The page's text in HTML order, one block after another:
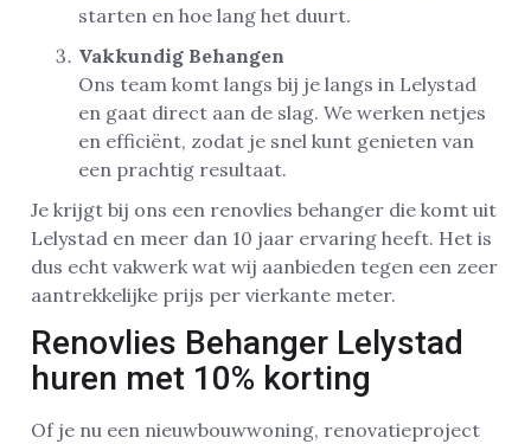
starten en hoe lang het duurt.
Vakkundig Behangen
Ons team komt langs bij je langs in Lelystad
en gaat direct aan de slag. We werken netjes
en efficiënt, zodat je snel kunt genieten van
een prachtig resultaat.
Je krijgt bij ons een renovlies behanger die komt uit
Lelystad en meer dan 10 jaar ervaring heeft. Het is
dus echt vakwerk wat wij aanbieden tegen een zeer
aantrekkelijke prijs per vierkante meter.
Renovlies Behanger Lelystad
huren met 10% korting
Of je nu een nieuwbouwwoning, renovatieproject